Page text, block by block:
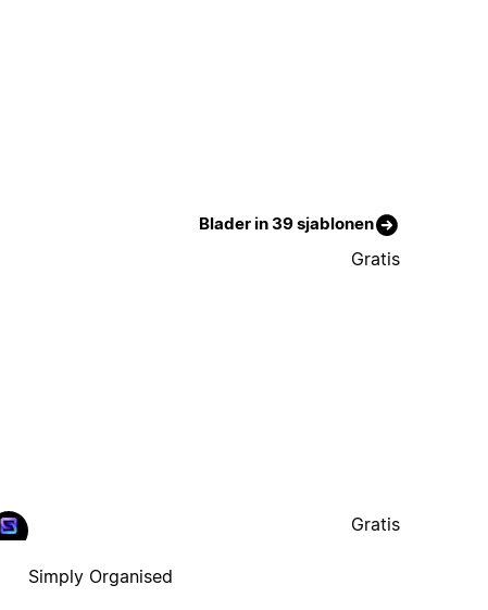
Blader in 39 sjablonen
Gratis
Simply Organised
Gratis